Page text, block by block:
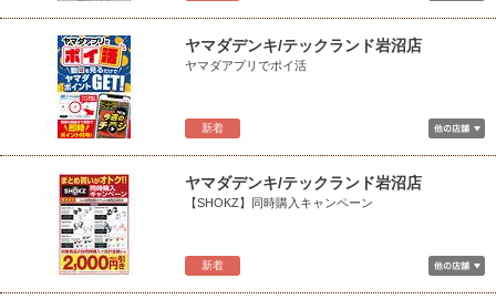
新着
ヤマダデンキ/テックランド岩沼店
ヤマダアプリでポイ活
新着
ヤマダデンキ/テックランド岩沼店
【SHOKZ】同時購入キャンペーン